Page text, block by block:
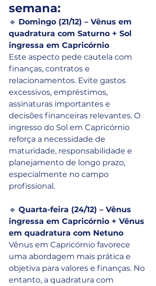
semana:
🔹 Domingo (21/12) – Vênus em
quadratura com Saturno + Sol
ingressa em Capricórnio
Este aspecto pede cautela com
finanças, contratos e
relacionamentos. Evite gastos
excessivos, empréstimos,
assinaturas importantes e
decisões financeiras relevantes. O
ingresso do Sol em Capricórnio
reforça a necessidade de
maturidade, responsabilidade e
planejamento de longo prazo,
especialmente no campo
profissional.
🔹 Quarta-feira (24/12) – Vênus
ingressa em Capricórnio + Vênus
em quadratura com Netuno
Vênus em Capricórnio favorece
uma abordagem mais prática e
objetiva para valores e finanças. No
entanto, a quadratura com